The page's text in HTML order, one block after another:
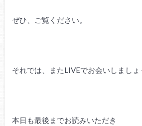
ぜひ、ご覧ください。
それでは、またLIVEでお会いしましょ
本日も最後までお読みいただき